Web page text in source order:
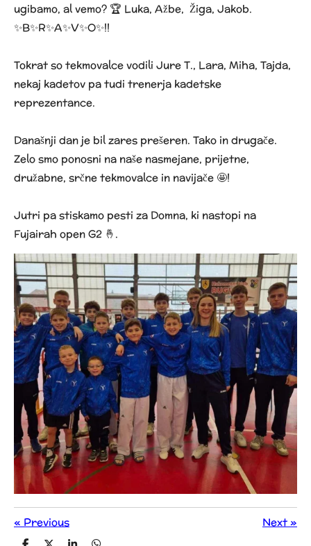
ugibamo, al vemo? 🏆 Luka, Ažbe, Žiga, Jakob.
✨️B✨️R✨️A✨️V✨️O✨️!!
Tokrat so tekmovalce vodili Jure T., Lara, Miha, Tajda,
nekaj kadetov pa tudi trenerja kadetske
reprezentance.
Današnji dan je bil zares prešeren. Tako in drugače.
Zelo smo ponosni na naše nasmejane, prijetne,
družabne, srčne tekmovalce in navijače 🤩!
Jutri pa stiskamo pesti za Domna, ki nastopi na
Fujairah open G2 🤞.
« Previous Next»